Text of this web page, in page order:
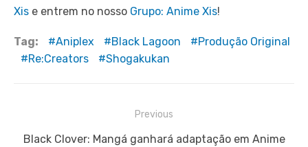
Xis e entrem no nosso Grupo: Anime Xis!
Tag: Aniplex Black Lagoon
Produção Original
Re:Creators
Shogakukan
de
Previous
Previous
Black Clover: Mangá ganhará adaptação em Anime